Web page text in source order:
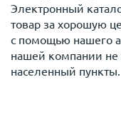
Электронный
товар за хорошую
с помощью нашего
нашей компании не
населенный пункты.